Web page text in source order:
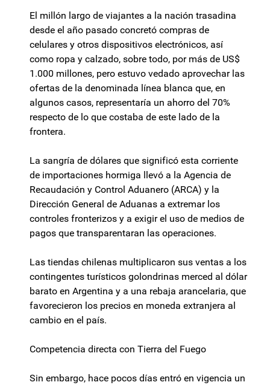
El millón largo de viajantes a la nación trasadina
desde el año pasado concretó compras de
celulares y otros dispositivos electrónicos, así
como ropa y calzado, sobre todo, por más de US$
1.000 millones, pero estuvo vedado aprovechar las
ofertas de la denominada línea blanca que, en
algunos casos, representaría un ahorro del 70%
respecto de lo que costaba de este lado de la
frontera.
La sangría de dólares que significó esta corriente
de importaciones hormiga llevó a la Agencia de
Recaudación y Control Aduanero (ARCA) y la
Dirección General de Aduanas a extremar los
controles fronterizos y a exigir el uso de medios de
pagos que transparentaran las operaciones.
Las tiendas chilenas multiplicaron sus ventas a los
contingentes turísticos golondrinas merced al dólar
barato en Argentina y a una rebaja arancelaria, que
favorecieron los precios en moneda extranjera al
cambio en el país.
Competencia directa con Tierra del Fuego
Sin embargo, hace pocos días entró en vigencia un